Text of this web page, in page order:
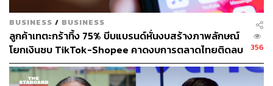
BUSINESS / BUSINESS
ลูกค้าเทตะกร้าทิ้ง 75% บีบแบรนด์หั่นงบสร้างภาพลักษณ์
โยกเงินซบ TikTok-Shopee คาดงบการตลาดไทยติดลบ
ครั้งแรกในรอบ 14 ปี
356